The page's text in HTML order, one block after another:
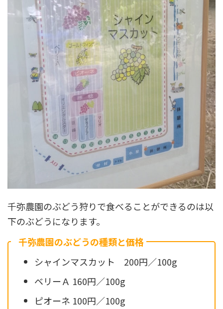
千弥農園のぶどう狩りで食べることができるのは以
下のぶどうになります。
千弥農園のぶどうの種類と価格
シャインマスカット 200円／100g
ベリーＡ 160円／100g
ピオーネ 100円／100g